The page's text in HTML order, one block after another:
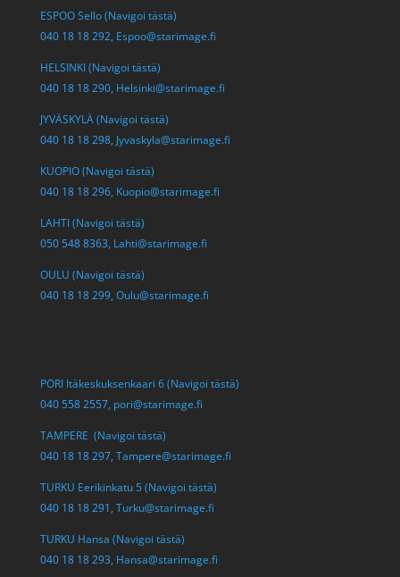
ESPOO Sello (Navigoi tästä)
040 18 18 292, Espoo@starimage.fi
HELSINKI (Navigoi tästä)
040 18 18 290, Helsinki@starimage.fi
JYVÄSKYLÄ (Navigoi tästä)
040 18 18 298, Jyvaskyla@starimage.fi
KUOPIO (Navigoi tästä)
040 18 18 296, Kuopio@starimage.fi
LAHTI (Navigoi tästä)
050 548 8363, Lahti@starimage.fi
OULU (Navigoi tästä)
040 18 18 299, Oulu@starimage.fi
PORI Itäkeskuksenkaari 6 (Navigoi tästä)
040 558 2557, pori@starimage.fi
TAMPERE (Navigoi tästä)
040 18 18 297, Tampere@starimage.fi
TURKU Eerikinkatu 5 (Navigoi tästä)
040 18 18 291, Turku@starimage.fi
TURKU Hansa (Navigoi tästä)
040 18 18 293, Hansa@starimage.fi